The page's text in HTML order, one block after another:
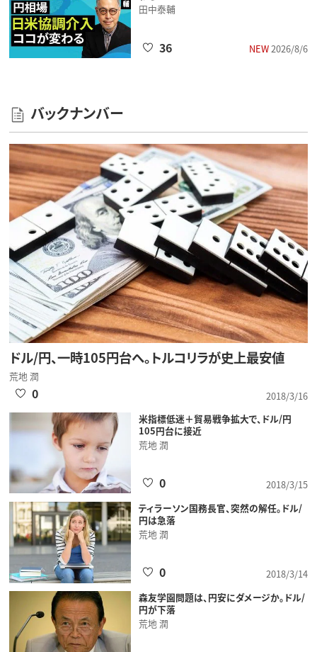
田中泰輔
NEW2026/8/6
36
バックナンバー
ドル/円、一時105円台へ。トルコリラが史上最安値
荒地 潤
2018/3/16
0
米指標低迷＋貿易戦争拡大で、ドル/円
105円台に接近
荒地 潤
2018/3/15
0
ティラーソン国務長官、突然の解任。ドル/
円は急落
荒地 潤
2018/3/14
0
森友学園問題は、円安にダメージか。ドル/
円が下落
荒地 潤